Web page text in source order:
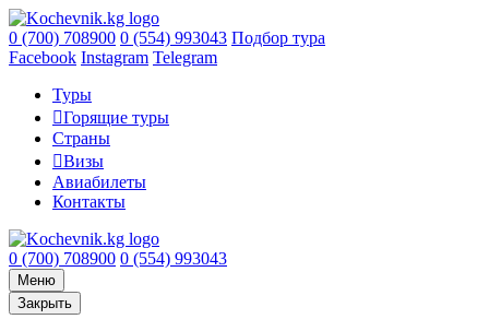
0 (700) 708900 0 (554) 993043 Подбор тура
Facebook Instagram Telegram
Туры
Горящие туры
Страны
Визы
Авиабилеты
Контакты
0 (700) 708900 0 (554) 993043
Меню
Закрыть